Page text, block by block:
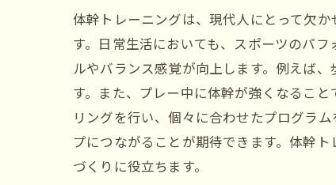
体幹トレーニングは、現代人にとって欠
す。日常生活においても、スポーツのパ
ルやバランス感覚が向上します。例えば
す。また、プレー中に体幹が強くなるこ
リングを行い、個々に合わせたプログラ
プにつながることが期待できます。体幹
づくりに役立ちます。